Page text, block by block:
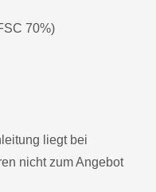
70%)
liegt bei
nicht zum Angebot